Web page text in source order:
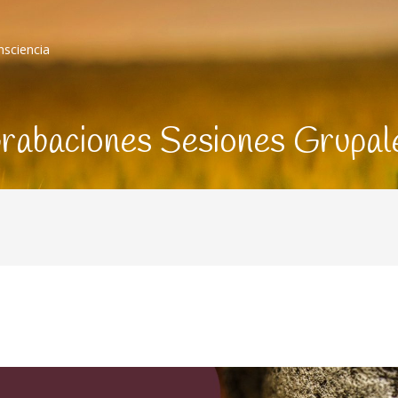
Sesiones